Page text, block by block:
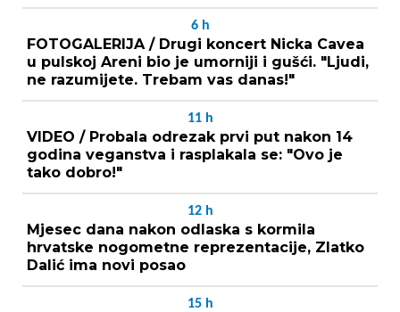
6 h
FOTOGALERIJA / Drugi koncert Nicka Cavea
u pulskoj Areni bio je umorniji i gušći. "Ljudi,
ne razumijete. Trebam vas danas!"
11 h
VIDEO / Probala odrezak prvi put nakon 14
godina veganstva i rasplakala se: "Ovo je
tako dobro!"
12 h
Mjesec dana nakon odlaska s kormila
hrvatske nogometne reprezentacije, Zlatko
Dalić ima novi posao
15 h